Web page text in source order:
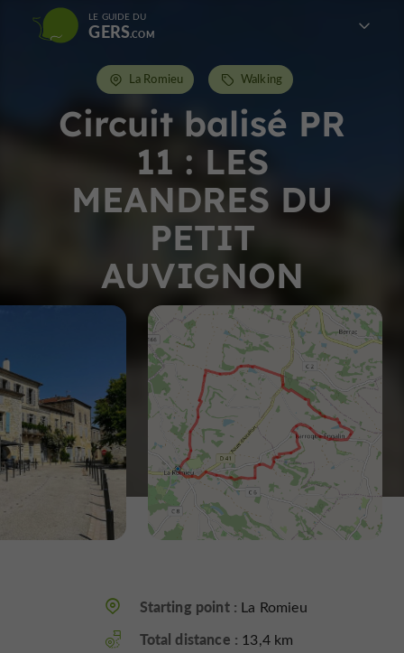
LE GUIDE DU
GERS
Circuit balisé PR
11 : LES
MEANDRES DU
PETIT
AUVIGNON
La Romieu Walking
Starting point : La Romieu
Total distance : 13,4 km